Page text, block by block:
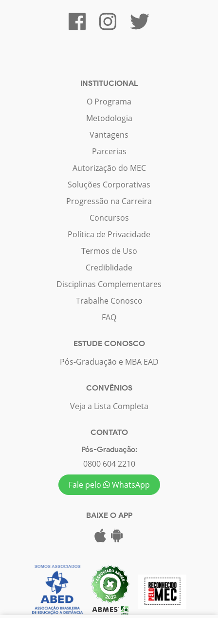
INSTITUCIONAL
O Programa
Metodologia
Vantagens
Parcerias
Autorização do MEC
Soluções Corporativas
Progressão na Carreira
Concursos
Política de Privacidade
Termos de Uso
Crediblidade
Disciplinas Complementares
Trabalhe Conosco
FAQ
ESTUDE CONOSCO
Pós-Graduação e MBA EAD
CONVÊNIOS
Veja a Lista Completa
CONTATO
Pós-Graduação:
0800 604 2210
Fale pelo
WhatsApp
BAIXE O APP